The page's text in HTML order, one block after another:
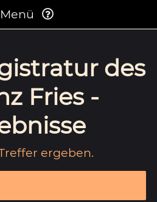
des
Fries -
ergeben.